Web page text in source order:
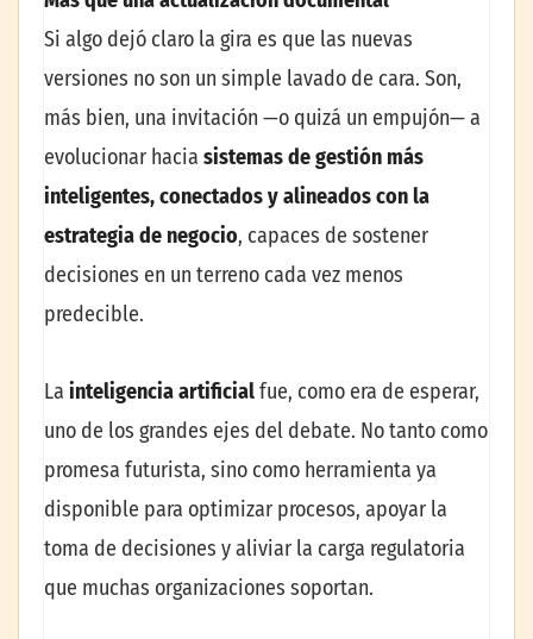
Si algo dejó claro la gira es que las nuevas
versiones no son un simple lavado de cara. Son,
más bien, una invitación —o quizá un empujón— a
evolucionar hacia sistemas de gestión más
inteligentes, conectados y alineados con la
estrategia de negocio, capaces de sostener
decisiones en un terreno cada vez menos
predecible.
La inteligencia artificialfue, como era de esperar,
uno de los grandes ejes del debate. No tanto como
promesa futurista, sino como herramienta ya
disponible para optimizar procesos, apoyar la
toma de decisiones y aliviar la carga regulatoria
que muchas organizaciones soportan.